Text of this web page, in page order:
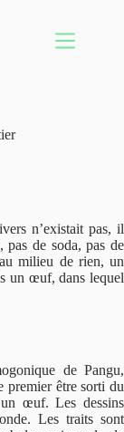
n’existait pas, il
pas de soda, pas de
milieu de rien, un
un œuf, dans lequel
de Pangu,
premier être sorti du
œuf. Les dessins
Les traits sont